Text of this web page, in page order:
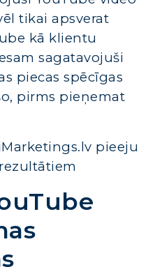
tikai apsverat
kā klientu
sagatavojuši
piecas spēcīgas
pirms pieņemat
pieeju